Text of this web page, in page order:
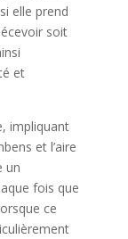
elle prend
soit
et
impliquant
et l’aire
un
fois que
ce